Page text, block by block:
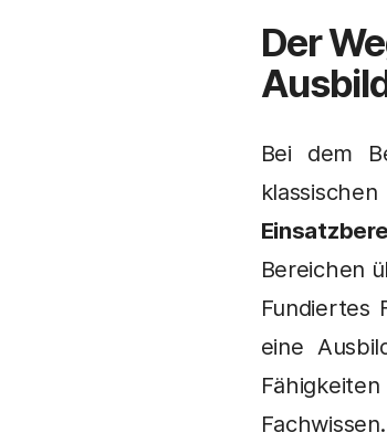
Der
Bei dem
Bereichen
Fundiertes
eine
Fachwissen.